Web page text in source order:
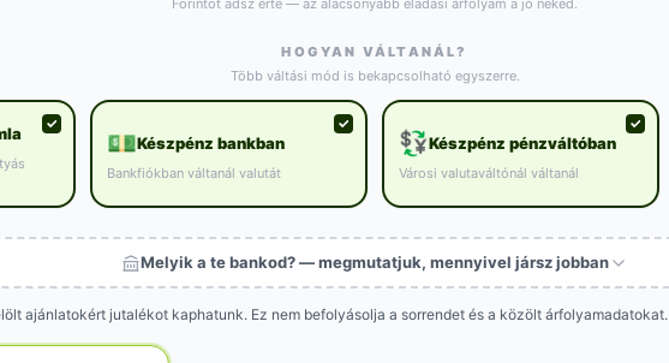
Forintot adsz érte — az alacsonyabb eladási árfolyam a jó neked.
HOGYAN VÁLTANÁL?
Több váltási mód is bekapcsolható egyszerre.
💵Készpénz bankban
Bankfiókban váltanál valutát
💱Készpénz pénzváltóban
Városi valutaváltónál váltanál
Melyik a te bankod? — megmutatjuk, mennyivel jársz jobban
ajánlatokért jutalékot kaphatunk. Ez nem befolyásolja a sorrendet és a közölt árfolyamadatokat.